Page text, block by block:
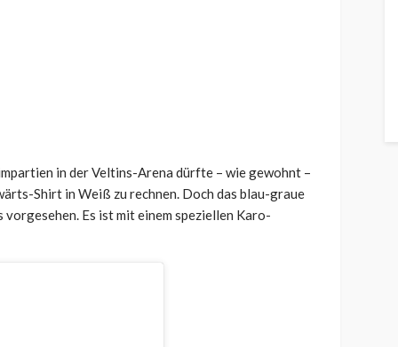
in der Veltins-Arena dürfte – wie gewohnt –
Shirt in Weiß zu rechnen. Doch das blau-graue
Es ist mit einem speziellen Karo-